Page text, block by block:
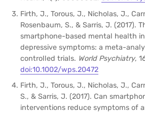
Firth, J., Torous, J., Nicholas, J.,
Rosenbaum, S., & Sarris, J. (2017).
smartphone-based mental health
depressive symptoms: a meta-
controlled trials. World Psychiatry,
doi:10.1002/wps.20472
Firth, J., Torous, J., Nicholas, J.,
S., & Sarris, J. (2017). Can
interventions reduce symptoms of